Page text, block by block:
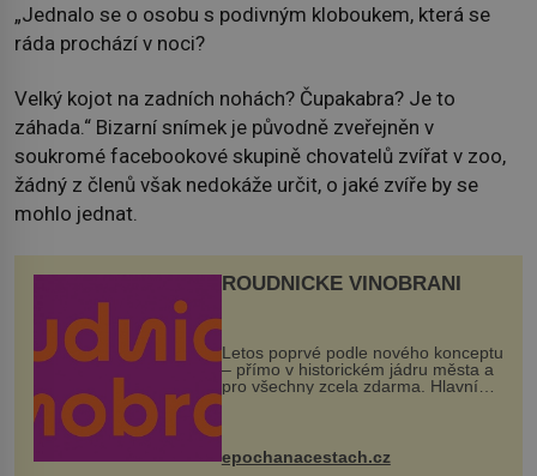
„Jednalo se o osobu s podivným kloboukem, která se
ráda prochází v noci?
Velký kojot na zadních nohách? Čupakabra? Je to
záhada.“ Bizarní snímek je původně zveřejněn v
soukromé facebookové skupině chovatelů zvířat v zoo,
žádný z členů však nedokáže určit, o jaké zvíře by se
mohlo jednat.
ROUDNICKÉ VINOBRANÍ
Letos poprvé podle nového konceptu
– přímo v historickém jádru města a
pro všechny zcela zdarma. Hlavní
program se odehraje na Karlově a
mohou těšit na víno, burčák, pes...
epochanacestach.cz